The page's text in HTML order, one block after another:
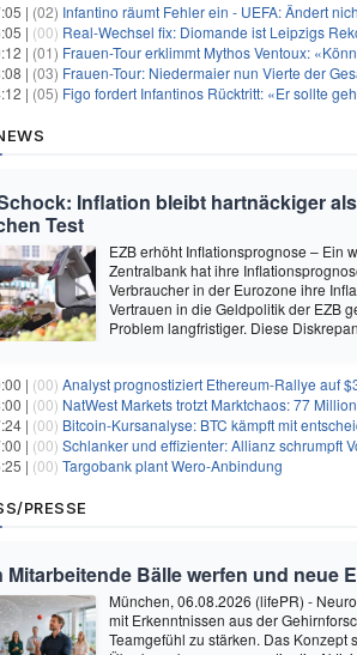
| (02) Infantino räumt Fehler ein - UEFA: Ändert
| (00) Real-Wechsel fix: Diomande ist Leipzigs
| (01) Frauen-Tour erklimmt Mythos Ventoux:
| (03) Frauen-Tour: Niedermaier nun Vierte der
| (05) Figo fordert Infantinos Rücktritt: «Er sollte
Inflation bleibt hartnäckiger
Test
EZB erhöht Inflationsprognose – Ein
Zentralbank hat ihre
Verbraucher in der Eurozone ihre
Vertrauen in die Geldpolitik der EZB
Problem langfristiger. Diese
| (00) Analyst prognostiziert Ethereum-Rallye auf
| (00) NatWest Markets trotzt Marktchaos: 77
| (00) Bitcoin-Kursanalyse: BTC kämpft mit entscheidender
| (00) Schlanker und effizienter: Allianz schrumpft
| (00) Targobank plant Wero-Anbindung
PRESSE
Mitarbeitende Bälle werfen und neue
München, 06.08.2026 (lifePR) -
mit Erkenntnissen aus der
Teamgefühl zu stärken. Das Konzept